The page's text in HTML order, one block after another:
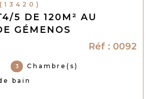
(13420)
5 DE 120M² AU
GÉMENOS
Réf : 0092
3 Chambre(s)
bain